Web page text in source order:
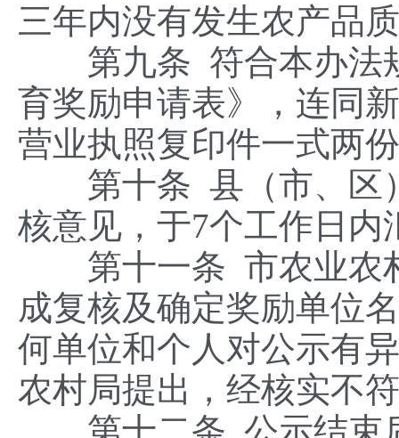
三年内没有发生农产品
第九条 符合本办法规
育奖励申请表》，连同
营业执照复印件一式两
第十条 县（市、区）
核意见，于7个工作日
第十一条 市农业农村
成复核及确定奖励单位
何单位和个人对公示有
农村局提出，经核实不